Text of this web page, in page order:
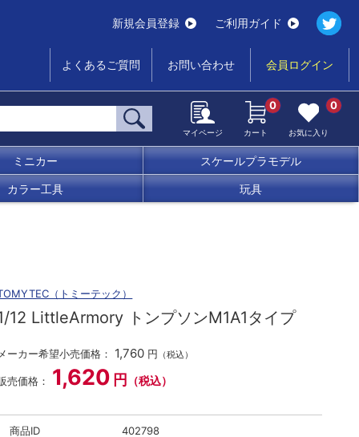
新規会員登録 ご利用ガイド
よくあるご質問 お問い合わせ 会員ログイン
マイページ カート
0
お気に入り
0
ミニカー スケールプラモデル
カラー工具 玩具
（トミーテック）
12 LittleArmory トンプソンM1A1タイプ
ーカー希望小売価格： 1,760 円 （税込）
売価格： 1,620 円 （税込）
商品ID 402798